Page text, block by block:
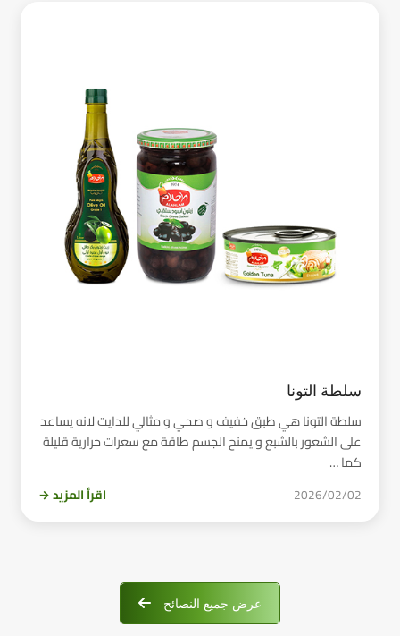
سلطة التونا
سلطة التونا هي طبق خفيف و صحي و مثالي للدايت لانه يساعد
على الشعور بالشبع و يمنح الجسم طاقة مع سعرات حرارية قليلة
كما …
2026/02/02 اقرأ المزيد →
عرض جميع النصائح